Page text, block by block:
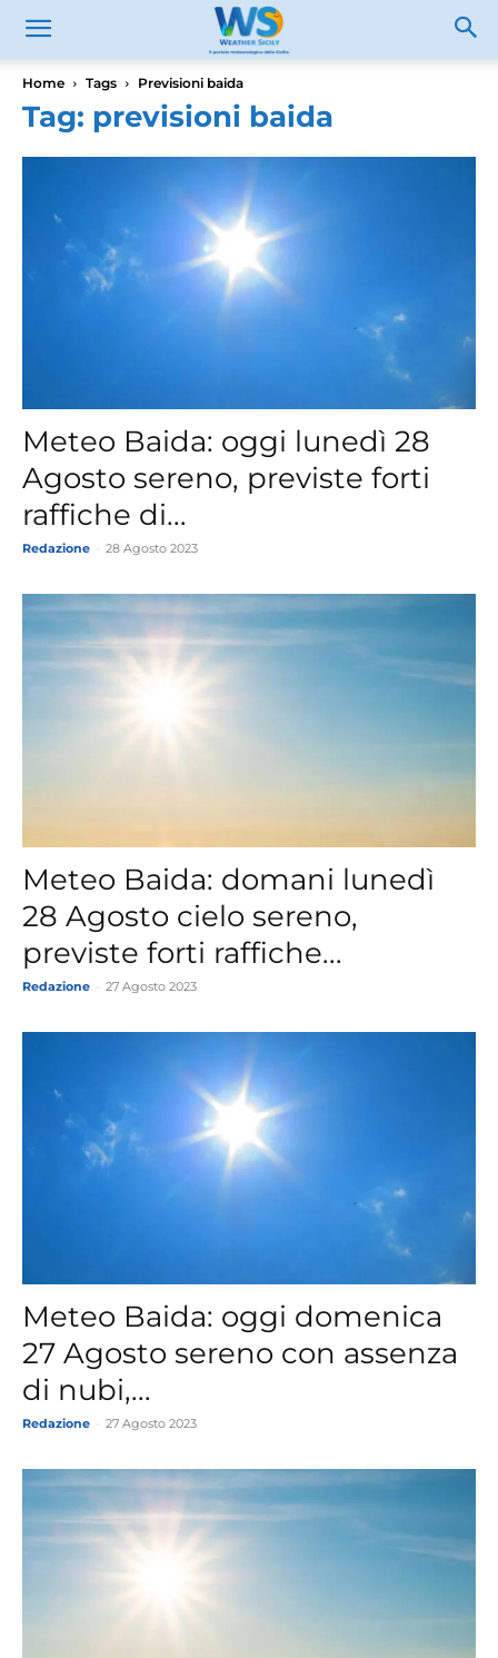
Home Tags Previsioni baida
Tag: previsioni baida
Meteo Baida: oggi lunedì 28
Agosto sereno, previste forti
raffiche di...
Redazione 28 Agosto 2023
Meteo Baida: domani lunedì
28 Agosto cielo sereno,
previste forti raffiche...
Redazione 27 Agosto 2023
Meteo Baida: oggi domenica
27 Agosto sereno con assenza
di nubi,...
Redazione 27 Agosto 2023